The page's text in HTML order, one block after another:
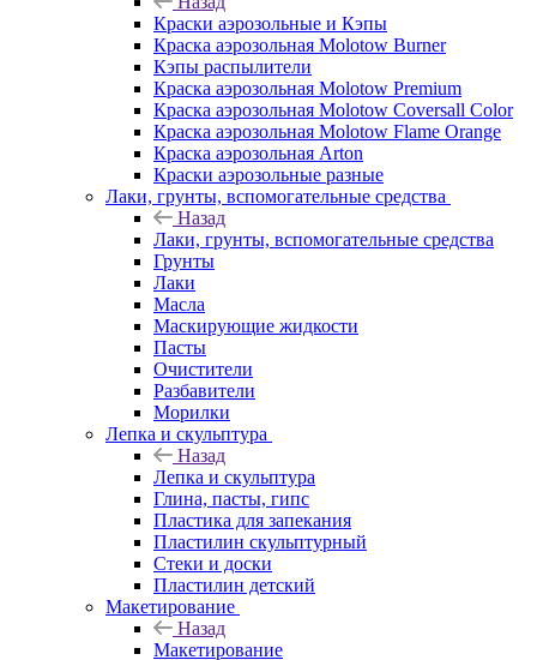
Краски аэрозольные и Кэпы
Краска аэрозольная Molotow Burner
Кэпы распылители
Краска аэрозольная Molotow Premium
Краска аэрозольная Molotow Coversall Color
Краска аэрозольная Molotow Flame Orange
Краска аэрозольная Arton
Краски аэрозольные разные
Лаки, грунты, вспомогательные средства
Назад
Лаки, грунты, вспомогательные средства
Грунты
Лаки
Масла
Маскирующие жидкости
Пасты
Очистители
Разбавители
Морилки
Лепка и скульптура
Назад
Лепка и скульптура
Глина, пасты, гипс
Пластика для запекания
Пластилин скульптурный
Стеки и доски
Пластилин детский
Макетирование
Назад
Макетирование